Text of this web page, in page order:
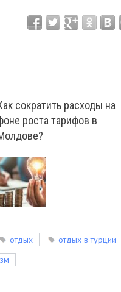
сократить расходы на
роста тарифов в
отдых
отдых в турции